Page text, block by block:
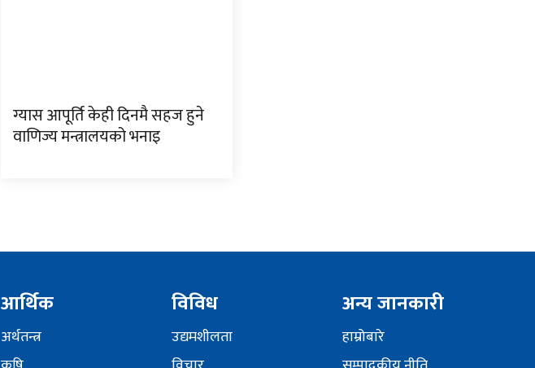
ग्यास आपूर्ति केही दिनमै सहज हुने
वाणिज्य मन्त्रालयको भनाइ
आर्थिक
अर्थतन्त्र
विविध
उद्यमशीलता
अन्य जानकारी
हाम्रोबारे